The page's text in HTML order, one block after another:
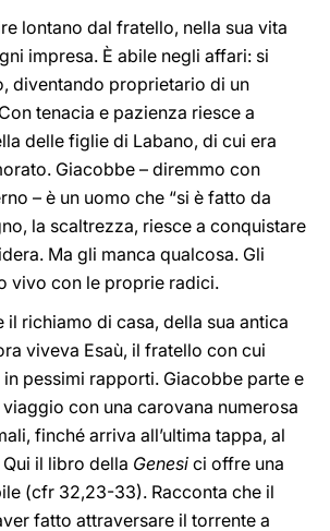
lontano dal fratello, nella sua vita
impresa. È abile negli affari: si
diventando proprietario di un
tenacia e pazienza riesce a
delle figlie di Labano, di cui era
Giacobbe – diremmo con
– è un uomo che “si è fatto da
la scaltrezza, riesce a conquistare
Ma gli manca qualcosa. Gli
vivo con le proprie radici.
il richiamo di casa, della sua antica
viveva Esaù, il fratello con cui
pessimi rapporti. Giacobbe parte e
con una carovana numerosa
finché arriva all’ultima tappa, al
il libro della Genesi ci offre una
(cfr 32,23-33). Racconta che il
fatto attraversare il torrente a